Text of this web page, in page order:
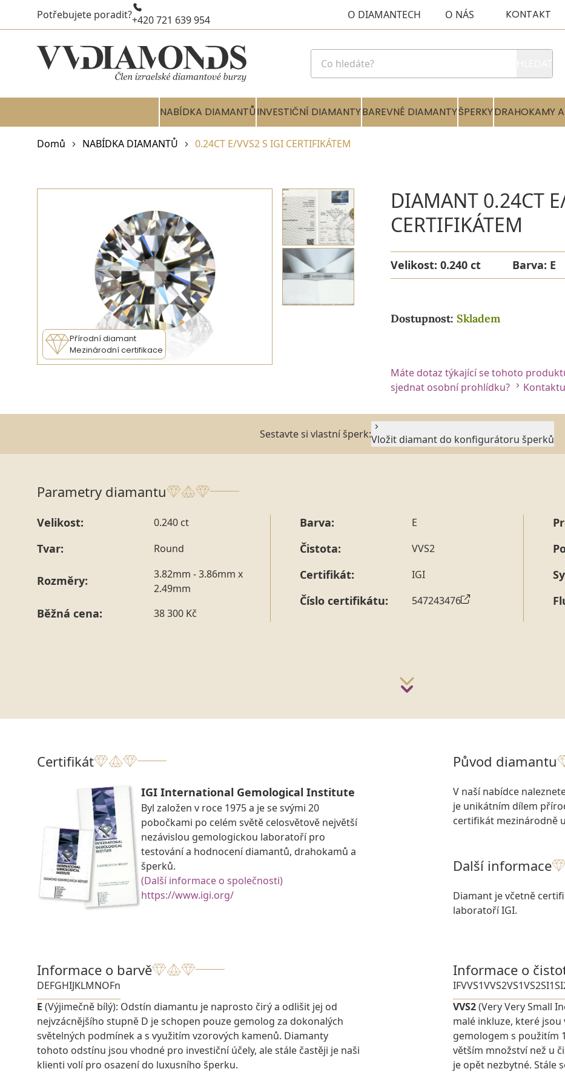
Potřebujete poradit?+420 721 639 954 O DIAMANTECH O NÁS KONTAKT
NABÍDKA DIAMANTŮINVESTIČNÍ DIAMANTYBAREVNÉ DIAMANTYŠPERKYDRAHOKAMY
Domů NABÍDKA DIAMANTŮ 0.24CT E/VVS2 S IGI CERTIFIKÁTEM
Přírodní diamant
Mezinárodní certifikace
DIAMANT 0.24CT
CERTIFIKÁTEM
Velikost: 0.240 ct Barva: E
Dostupnost: Skladem
Máte dotaz týkající se tohoto
sjednat osobní prohlídku?
Sestavte si vlastní šperk:Vložit diamant do konfigurátoru šperků
Parametry diamantu
Velikost: 0.240 ct
Tvar: Round
Rozměry:
3.82mm - 3.86mm x
2.49mm
Běžná cena: 38 300 Kč
Barva: E
Čistota: VVS2
Certifikát: IGI
Číslo certifikátu: 547243476
Certifikát
IGI International Gemological Institute
Byl založen v roce 1975 a je se svými 20
pobočkami po celém světě celosvětově největší
nezávislou gemologickou laboratoří pro
testování a hodnocení diamantů, drahokamů a
šperků.
(Další informace o společnosti)
https://www.igi.org/
Původ diamantu
V naší nabídce
je unikátním dílem
certifikát mezinárodně
Další informace
Diamant je včetně
laboratoří IGI.
Informace o barvě
DEFGHIJKLMNOFn
E (Výjimečně bílý): Odstín diamantu je naprosto čirý a odlišit jej od
nejvzácnějšího stupně D je schopen pouze gemolog za dokonalých
světelných podmínek a s využitím vzorových kamenů. Diamanty
tohoto odstínu jsou vhodné pro investiční účely, ale stále častěji je naši
klienti volí pro osazení do luxusního šperku.
Informace o
IFVVS1VVS2VS1VS2SI1
VVS2(Very Very Small
malé inkluze, které
gemologem s použitím
větším množství než u
je opět nezbytné. Stále